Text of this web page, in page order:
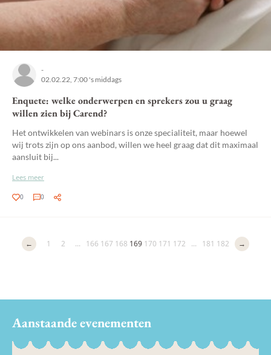
-
02.02.22, 7:00 's middags
Enquete: welke onderwerpen en sprekers zou u graag
willen zien bij Carend?
Het ontwikkelen van webinars is onze specialiteit, maar hoewel
wij trots zijn op ons aanbod, willen we heel graag dat dit maximaal
aansluit bij...
Lees meer
0 0
← 1 2 ... 166 167 168 169 170 171 172 ... 181 182 →
Aanstaande evenementen